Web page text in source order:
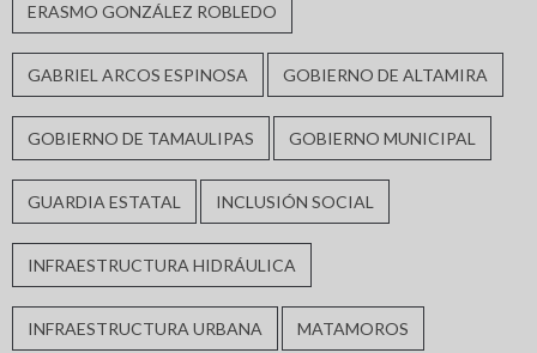
ERASMO GONZÁLEZ ROBLEDO
GABRIEL ARCOS ESPINOSA GOBIERNO DE ALTAMIRA
GOBIERNO DE TAMAULIPAS GOBIERNO MUNICIPAL
GUARDIA ESTATAL INCLUSIÓN SOCIAL
INFRAESTRUCTURA HIDRÁULICA
INFRAESTRUCTURA URBANA MATAMOROS